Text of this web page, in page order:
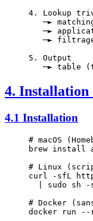
4. Lookup
─►
─►
─►
5. Output
─► table
4. Installation
4.1 Installation
# macOS
brew install
# Linux
curl -sfL
sudo sh -
# Docker
docker run --